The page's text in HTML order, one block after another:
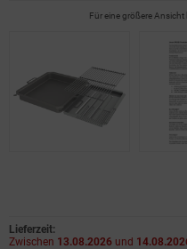
Für eine größere Ansicht
Lieferzeit:
Zwischen 13.08.2026 und